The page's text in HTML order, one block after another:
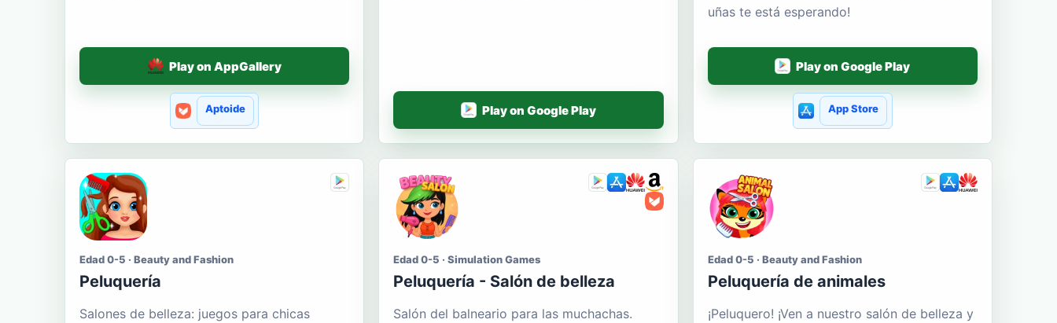
Play on AppGallery
Aptoide Play on Google Play
uñas te está esperando!
Play on Google Play
App Store
Edad 0-5 · Beauty and Fashion
Peluquería
Salones de belleza: juegos para chicas
Edad 0-5 · Simulation Games
Peluquería - Salón de belleza
Salón del balneario para las muchachas.
Edad 0-5 · Beauty and Fashion
Peluquería de animales
¡Peluquero! ¡Ven a nuestro salón de belleza y